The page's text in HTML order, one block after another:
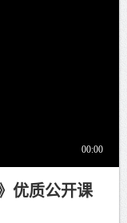
优质公开课